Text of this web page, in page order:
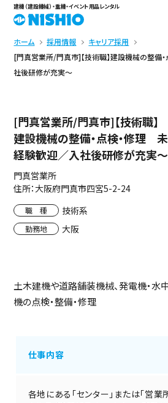
建機（建設機械）・重機・イベント用品レンタル
ホーム 採用情報
キャリア採用
[門真営業所/門真市]【技術職】建設機械の整備
社後研修が充実～
[門真営業所/門真市]【技術職】
建設機械の整備・点検・修理 未
経験歓迎／入社後研修が充実～
門真営業所
住所：大阪府門真市四宮5-2-24
職 種 技術系
勤務地 大阪
土木建機や道路舗装機械、発電機・水
機の点検・整備・修理
仕事内容
各地にある「センター」または「営業